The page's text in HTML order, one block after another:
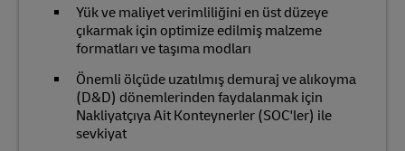
Yük ve maliyet verimliliğini en üst düzeye
çıkarmak için optimize edilmiş malzeme
formatları ve taşıma modları
Önemli ölçüde uzatılmış demuraj ve alıkoyma
(D&D) dönemlerinden faydalanmak için
Nakliyatçıya Ait Konteynerler (SOC'ler) ile
sevkiyat